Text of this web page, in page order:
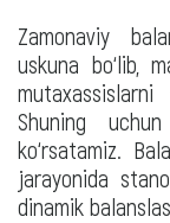
Zamonaviy
uskuna bo‘lib,
Shuning
ko‘rsatamiz.
jarayonida
dinamik